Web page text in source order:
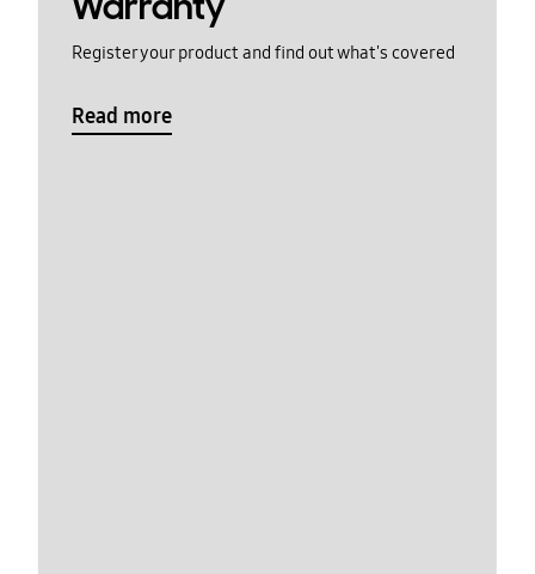
Register your product and find out what's covered
Read more